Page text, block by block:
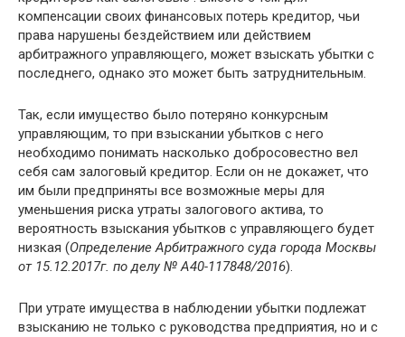
компенсации своих финансовых потерь кредитор, чьи
права нарушены бездействием или действием
арбитражного управляющего, может взыскать убытки с
последнего, однако это может быть затруднительным.
Так, если имущество было потеряно конкурсным
управляющим, то при взыскании убытков с него
необходимо понимать насколько добросовестно вел
себя сам залоговый кредитор. Если он не докажет, что
им были предприняты все возможные меры для
уменьшения риска утраты залогового актива, то
вероятность взыскания убытков с управляющего будет
низкая (Определение Арбитражного суда города Москвы
от 15.12.2017г. по делу № А40-117848/2016).
При утрате имущества в наблюдении убытки подлежат
взысканию не только с руководства предприятия, но и с